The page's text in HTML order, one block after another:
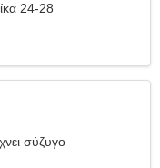
24-28
σύζυγο